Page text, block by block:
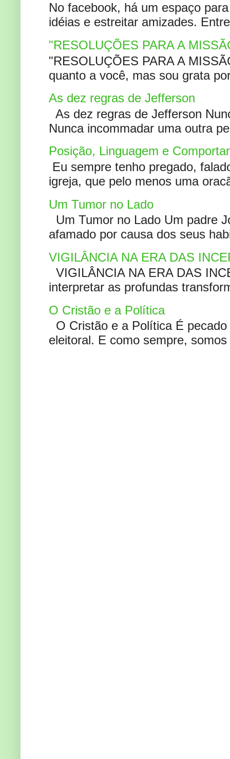
No facebook, há um espaço
idéias e estreitar amizades.
"RESOLUÇÕES PARA A
"RESOLUÇÕES PARA A
quanto a você, mas sou grata
As dez regras de Jefferson
As dez regras de Jefferson
Nunca incommadar uma outra
Posição, Linguagem e
Eu sempre tenho pregado,
igreja, que pelo menos uma
Um Tumor no Lado
Um Tumor no Lado Um padre
afamado por causa dos seus
VIGILÂNCIA NA ERA DAS
VIGILÂNCIA NA ERA DAS
interpretar as profundas
O Cristão e a Política
O Cristão e a Política É
eleitoral. E como sempre,